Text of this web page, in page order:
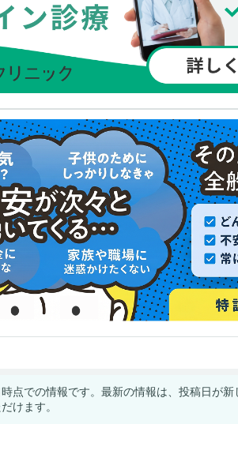
点での情報です。最新の情報は、投稿日が新
けます。